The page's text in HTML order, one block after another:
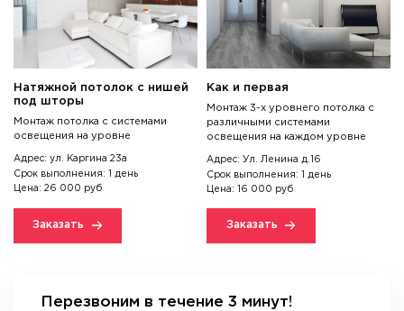
Натяжной потолок с нишей
под шторы
Монтаж потолка с системами
освещения на уровне
Адрес: ул. Каргина 23а
Срок выполнения: 1 день
Цена: 26 000 руб
Заказать
Как и первая
Монтаж 3-х уровнего потолка с
различными системами
освещения на каждом уровне
Адрес: Ул. Ленина д.16
Срок выполнения: 1 день
Цена: 16 000 руб
Заказать
Перезвоним в течение 3 минут!